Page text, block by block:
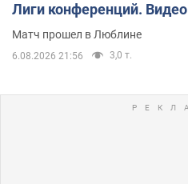
Лиги конференций. Видео
Матч прошел в Люблине
6.08.2026 21:56 3,0 т.